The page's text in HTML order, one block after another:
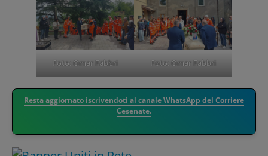
Foto: Omar Fabbri Foto: Omar Fabbri
Resta aggiornato iscrivendoti al canale WhatsApp del Corriere
Cesenate.